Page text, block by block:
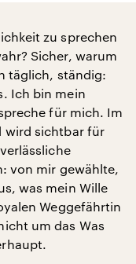
zu sprechen
Sicher, warum
täglich, ständig:
Ich bin mein
für mich. Im
wird sichtbar für
von mir gewählte,
was mein Wille
Weggefährtin
um das Was